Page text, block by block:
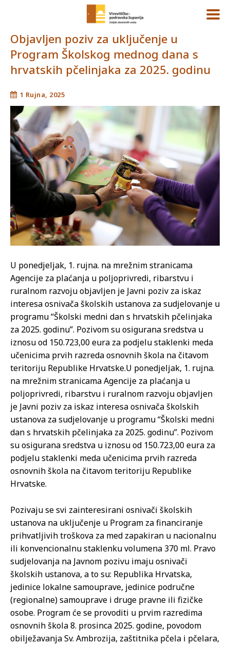
Objavljen poziv za uključenje u
Program Školskog mednog dana s
hrvatskih pčelinjaka za 2025. godinu
1 Rujna, 2025
U ponedjeljak, 1. rujna. na mrežnim stranicama
Agencije za plaćanja u poljoprivredi, ribarstvu i
ruralnom razvoju objavljen je Javni poziv za iskaz
interesa osnivača školskih ustanova za sudjelovanje u
programu “Školski medni dan s hrvatskih pčelinjaka
za 2025. godinu”. Pozivom su osigurana sredstva u
iznosu od 150.723,00 eura za podjelu staklenki meda
učenicima prvih razreda osnovnih škola na čitavom
teritoriju Republike Hrvatske.U ponedjeljak, 1. rujna.
na mrežnim stranicama Agencije za plaćanja u
poljoprivredi, ribarstvu i ruralnom razvoju objavljen
je Javni poziv za iskaz interesa osnivača školskih
ustanova za sudjelovanje u programu “Školski medni
dan s hrvatskih pčelinjaka za 2025. godinu”. Pozivom
su osigurana sredstva u iznosu od 150.723,00 eura za
podjelu staklenki meda učenicima prvih razreda
osnovnih škola na čitavom teritoriju Republike
Hrvatske.
Pozivaju se svi zainteresirani osnivači školskih
ustanova na uključenje u Program za financiranje
prihvatljivih troškova za med zapakiran u nacionalnu
ili konvencionalnu staklenku volumena 370 ml. Pravo
sudjelovanja na Javnom pozivu imaju osnivači
školskih ustanova, a to su: Republika Hrvatska,
jedinice lokalne samouprave, jedinice područne
(regionalne) samouprave i druge pravne ili fizičke
osobe. Program će se provoditi u prvim razredima
osnovnih škola 8. prosinca 2025. godine, povodom
obilježavanja Sv. Ambrozija, zaštitnika pčela i pčelara,